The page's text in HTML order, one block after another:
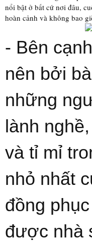
nổi bật ở bất cứ nơi đâu,
hoàn cảnh và không bao
- Bên
nên bởi
những
lành
và tỉ mỉ
nhỏ nhất
đồng
được nhà